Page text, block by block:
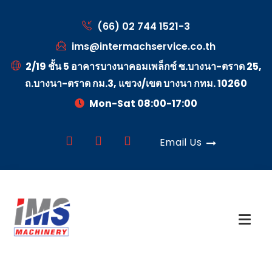
(66) 02 744 1521-3
ims@intermachservice.co.th
2/19 ชั้น 5 อาคารบางนาคอมเพล็กซ์ ซ.บางนา-ตราด 25,
ถ.บางนา-ตราด กม.3, แขวง/เขต บางนา กทม. 10260
Mon-Sat 08:00-17:00
Email Us